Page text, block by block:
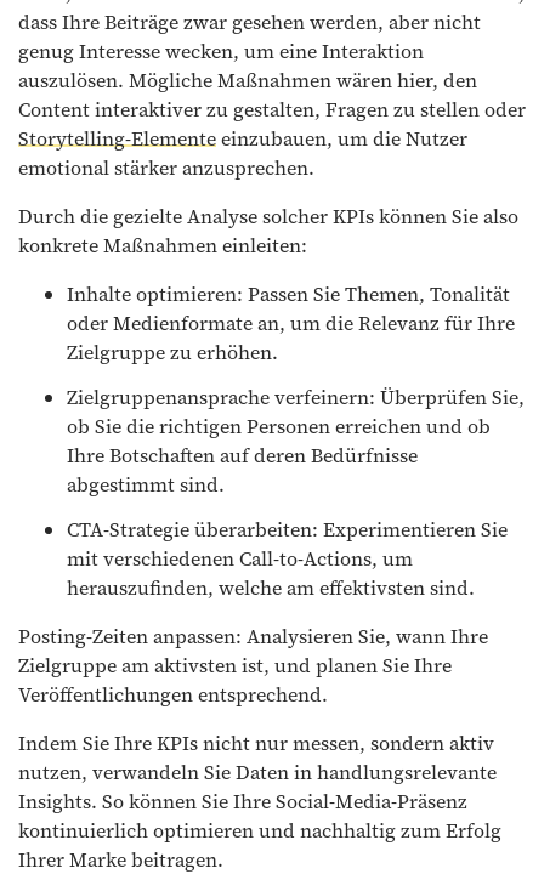
dass Ihre Beiträge zwar gesehen werden, aber nicht
genug Interesse wecken, um eine Interaktion
auszulösen. Mögliche Maßnahmen wären hier, den
Content interaktiver zu gestalten, Fragen zu stellen oder
Storytelling-Elementeeinzubauen, um die Nutzer
emotional stärker anzusprechen.
Durch die gezielte Analyse solcher KPIs können Sie also
konkrete Maßnahmen einleiten:
Inhalte optimieren: Passen Sie Themen, Tonalität
oder Medienformate an, um die Relevanz für Ihre
Zielgruppe zu erhöhen.
Zielgruppenansprache verfeinern: Überprüfen Sie,
ob Sie die richtigen Personen erreichen und ob
Ihre Botschaften auf deren Bedürfnisse
abgestimmt sind.
CTA-Strategie überarbeiten: Experimentieren Sie
mit verschiedenen Call-to-Actions, um
herauszufinden, welche am effektivsten sind.
Posting-Zeiten anpassen: Analysieren Sie, wann Ihre
Zielgruppe am aktivsten ist, und planen Sie Ihre
Veröffentlichungen entsprechend.
Indem Sie Ihre KPIs nicht nur messen, sondern aktiv
nutzen, verwandeln Sie Daten in handlungsrelevante
Insights. So können Sie Ihre Social-Media-Präsenz
kontinuierlich optimieren und nachhaltig zum Erfolg
Ihrer Marke beitragen.